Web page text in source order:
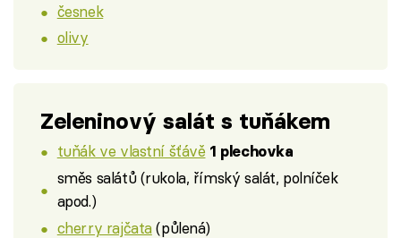
česnek
olivy
Zeleninový salát s tuňákem
tuňák ve vlastní šťávě 1 plechovka
směs salátů (rukola, římský salát, polníček
apod.)
cherry rajčata(půlená)